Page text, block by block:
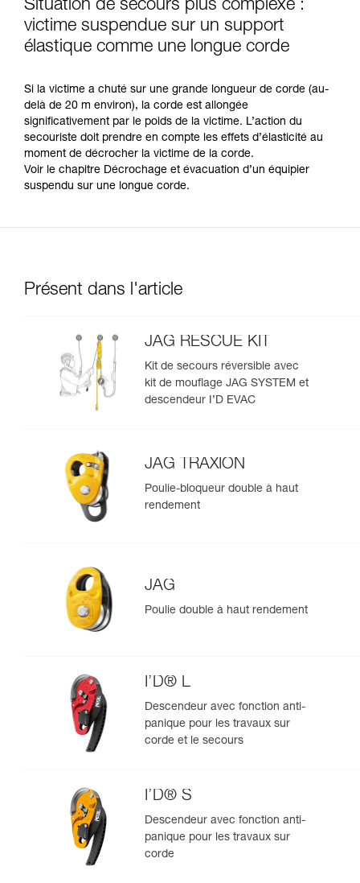
Situation de secours plus complexe :
victime suspendue sur un support
élastique comme une longue corde
Si la victime a chuté sur une grande longueur de corde (au-
delà de 20 m environ), la corde est allongée
significativement par le poids de la victime. L’action du
secouriste doit prendre en compte les effets d’élasticité au
moment de décrocher la victime de la corde.
Voir le chapitre Décrochage et évacuation d’un équipier
suspendu sur une longue corde.
Présent dans l'article
JAG RESCUE KIT
Kit de secours réversible avec
kit de mouflage JAG SYSTEM et
descendeur I’D EVAC
JAG TRAXION
Poulie-bloqueur double à haut
rendement
JAG
Poulie double à haut rendement
I’D® L
Descendeur avec fonction anti-
panique pour les travaux sur
corde et le secours
I’D® S
Descendeur avec fonction anti-
panique pour les travaux sur
corde